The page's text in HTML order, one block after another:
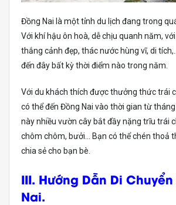
Đồng Nai là một tỉnh du lịch đang trong
Với khí hậu ôn hoà, dễ chịu quanh năm,
thắng cảnh đẹp, thác nước hùng vĩ, di
đến đây bất kỳ thời điểm nào trong năm.
Với du khách thích được thưởng thức trái
có thể đến Đồng Nai vào thời gian từ
này nhiều vườn cây bắt đầy nặng trĩu trái
chôm chôm, bưởi… Bạn có thể chén thoả
chia sẻ cho bạn bè.
III. Hướng Dẫn Di
Nai.